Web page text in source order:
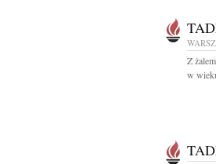
Z
w